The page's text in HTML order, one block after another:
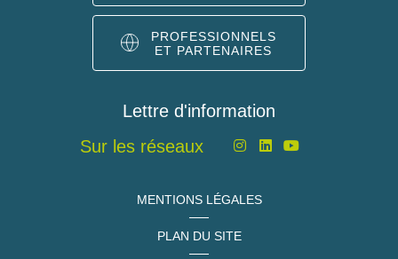
PROFESSIONNELS
ET PARTENAIRES
Lettre d'information
Sur les réseaux
MENTIONS LÉGALES
PLAN DU SITE